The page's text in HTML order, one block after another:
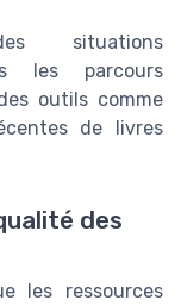
situations
les parcours
outils comme
de livres
des
les ressources